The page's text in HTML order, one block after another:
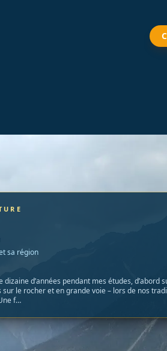
sa région
dizaine d’années pendant mes études, d’abord
le rocher et en grande voie – lors de nos
f…